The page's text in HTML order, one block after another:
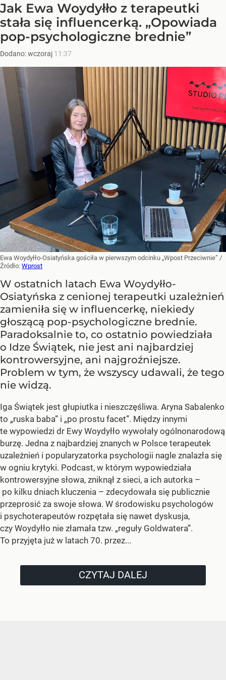
Jak Ewa Woydyłło z terapeutki
stała się influencerką. „Opowiada
pop-psychologiczne brednie”
Dodano:wczoraj 11:37
Ewa Woydyłło-Osiatyńska gościła w pierwszym odcinku „Wpost Przeciwnie” /
Źródło: Wprost
W ostatnich latach Ewa Woydyłło-
Osiatyńska z cenionej terapeutki uzależnień
zamieniła się w influencerkę, niekiedy
głoszącą pop-psychologiczne brednie.
Paradoksalnie to, co ostatnio powiedziała
o Idze Świątek, nie jest ani najbardziej
kontrowersyjne, ani najgroźniejsze.
Problem w tym, że wszyscy udawali, że tego
nie widzą.
Iga Świątek jest głupiutka i nieszczęśliwa. Aryna Sabalenko
to „ruska baba” i „po prostu facet”. Między innymi
te wypowiedzi dr Ewy Woydyłło wywołały ogólnonarodową
burzę. Jedna z najbardziej znanych w Polsce terapeutek
uzależnień i popularyzatorka psychologii nagle znalazła się
w ogniu krytyki. Podcast, w którym wypowiedziała
kontrowersyjne słowa, zniknął z sieci, a ich autorka –
po kilku dniach kluczenia – zdecydowała się publicznie
przeprosić za swoje słowa. W środowisku psychologów
i psychoterapeutów rozpętała się nawet dyskusja,
czy Woydyłło nie złamała tzw. „reguły Goldwatera”.
To przyjęta już w latach 70. przez...
CZYTAJ DALEJ